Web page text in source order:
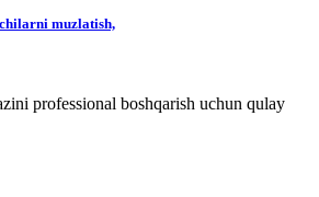
muzlatish,
professional boshqarish uchun qulay